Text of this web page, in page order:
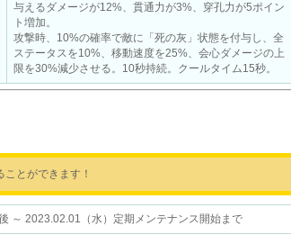
与えるダメージが12%、貫通力が3%、穿孔力が5ポイン
ト増加。
攻撃時、10%の確率で敵に「死の灰」状態を付与し、全
ステータスを10%、移動速度を25%、会心ダメージの上
限を30%減少させる。10秒持続。クールタイム15秒。
とができます！
～ 2023.02.01（水）定期メンテナンス開始まで